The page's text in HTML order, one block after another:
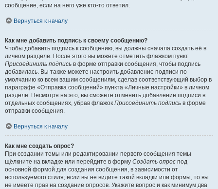
сообщение, если на него уже кто-то ответил.
Вернуться к началу
Как мне добавить подпись к своему сообщению?
Чтобы добавить подпись к сообщению, вы должны сначала создать её в
личном разделе. После этого вы можете отметить флажком пункт
Присоединить подпись в форме отправки сообщения, чтобы подпись
добавилась. Вы также можете настроить добавление подписи по
умолчанию ко всем вашим сообщениям, сделав соответствующий выбор в
параграфе «Отправка сообщений» пункта «Личные настройки» в личном
разделе. Несмотря на это, вы сможете отменить добавление подписи в
отдельных сообщениях, убрав флажок Присоединить подпись в форме
отправки сообщения.
Вернуться к началу
Как мне создать опрос?
При создании темы или редактировании первого сообщения темы
щёлкните на вкладке или перейдите в форму Создать опрос под
основной формой для создания сообщения, в зависимости от
используемого стиля; если вы не видите такой вкладки или формы, то вы
не имеете прав на создание опросов. Укажите вопрос и как минимум два